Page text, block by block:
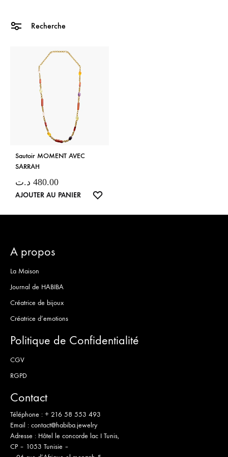
Recherche
Sautoir MOMENT AVEC
SARRAH
480.00 د.ت
AJOUTER AU PANIER
A propos
La Maison
Journal de HABIBA
Créatrice de bijoux
Créatrice d’emotions
Politique de Confidentialité
CGV
RGPD
Contact
Téléphone : + 216 58 553 493
Email : contact@habiba.jewelry
Adresse : Hôtel le concorde lac I Tunis,
CP – 1053 Tunisie –